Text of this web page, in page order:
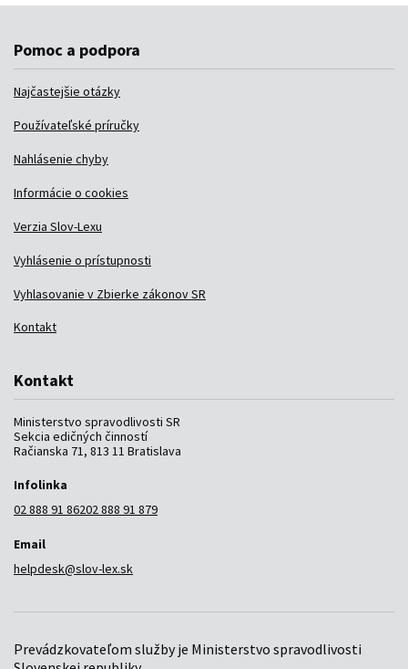
Pomoc a podpora
Najčastejšie otázky
Používateľské príručky
Nahlásenie chyby
Informácie o cookies
Verzia Slov-Lexu
Vyhlásenie o prístupnosti
Vyhlasovanie v Zbierke zákonov SR
Kontakt
Kontakt
Ministerstvo spravodlivosti SR
Sekcia edičných činností
Račianska 71, 813 11 Bratislava
Infolinka
02 888 91 86202 888 91 879
Email
helpdesk@slov-lex.sk
Prevádzkovateľom služby je Ministerstvo spravodlivosti